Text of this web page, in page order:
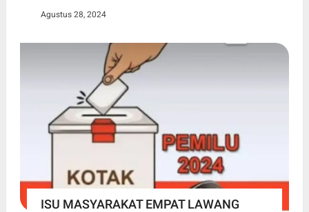
Agustus 28, 2024
ISU MASYARAKAT EMPAT LAWANG